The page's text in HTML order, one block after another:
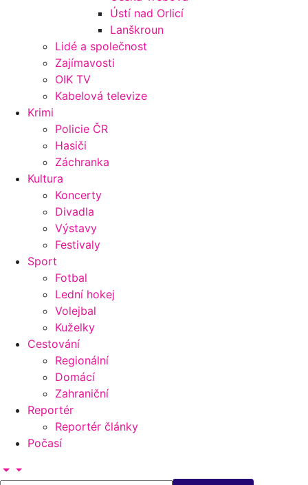
Ústí nad Orlicí
Lanškroun
Lidé a společnost
Zajímavosti
OIK TV
Kabelová televize
Krimi
Policie ČR
Hasiči
Záchranka
Kultura
Koncerty
Divadla
Výstavy
Festivaly
Sport
Fotbal
Lední hokej
Volejbal
Kuželky
Cestování
Regionální
Domácí
Zahraniční
Reportér
Reportér články
Počasí